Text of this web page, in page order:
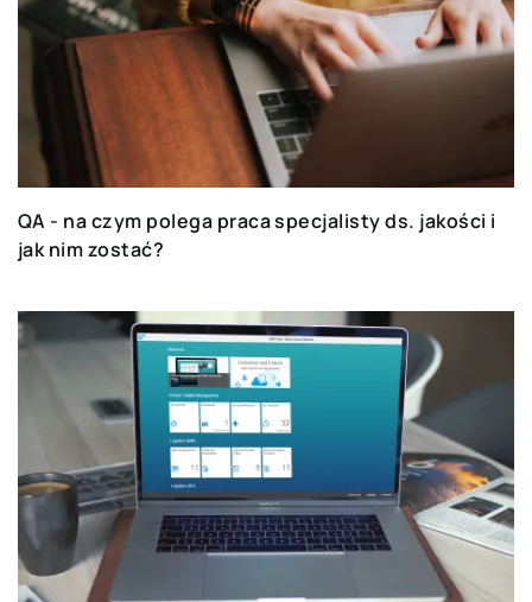
QA - na czym polega praca specjalisty ds. jakości i
jak nim zostać?